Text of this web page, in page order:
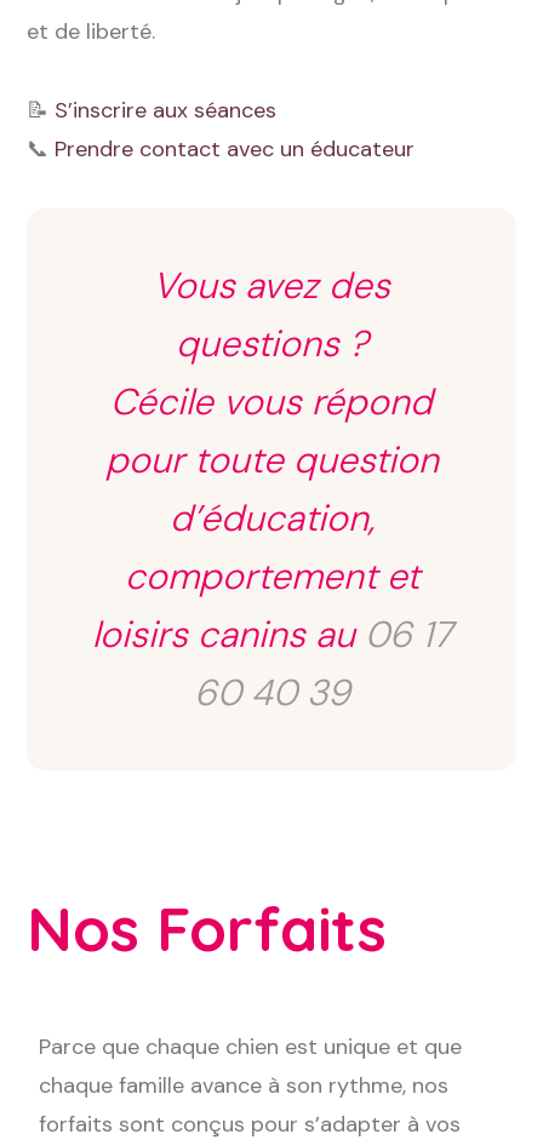
et de liberté.
📝 S’inscrire aux séances
📞 Prendre contact avec un éducateur
Vous avez des
questions ?
Cécile vous répond
pour toute question
d’éducation,
comportement et
loisirs canins au 06 17
60 40 39
Nos Forfaits
Parce que chaque chien est unique et que
chaque famille avance à son rythme, nos
forfaits sont conçus pour s’adapter à vos